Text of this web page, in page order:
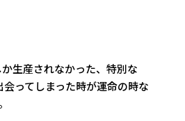
生産されなかった、特別な
ってしまった時が運命の時な